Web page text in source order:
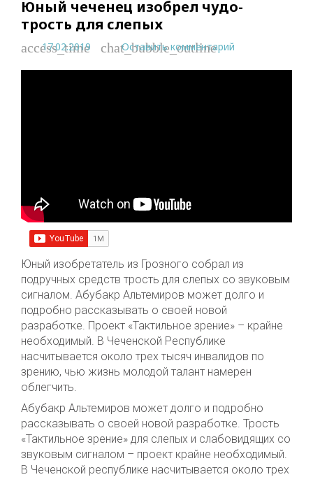
Юный чеченец изобрел чудо-
трость для слепых
access_time
17.02.2019 chat_bubble_outline
Оставить комментарий
Юный изобретатель из Грозного собрал из
подручных средств трость для слепых со звуковым
сигналом. Абубакр Альтемиров может долго и
подробно рассказывать о своей новой
разработке. Проект «Тактильное зрение» – крайне
необходимый. В Чеченской Республике
насчитывается около трех тысяч инвалидов по
зрению, чью жизнь молодой талант намерен
облегчить.
Абубакр Альтемиров может долго и подробно
рассказывать о своей новой разработке. Трость
«Тактильное зрение» для слепых и слабовидящих со
звуковым сигналом – проект крайне необходимый.
В Чеченской республике насчитывается около трех